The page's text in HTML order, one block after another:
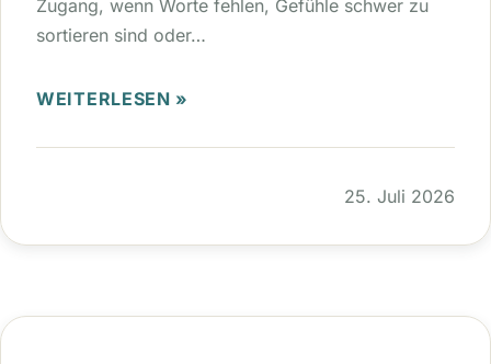
Zugang, wenn Worte fehlen, Gefühle schwer zu
sortieren sind oder…
WEITERLESEN »
25. Juli 2026